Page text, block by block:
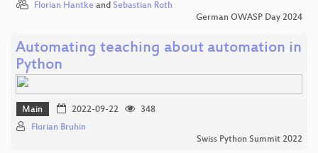
Florian Hantke and Sebastian Roth
German OWASP Day 2024
Automating teaching about automation in
Python
Main 2022-09-22
348
Florian Bruhin
Swiss Python Summit 2022